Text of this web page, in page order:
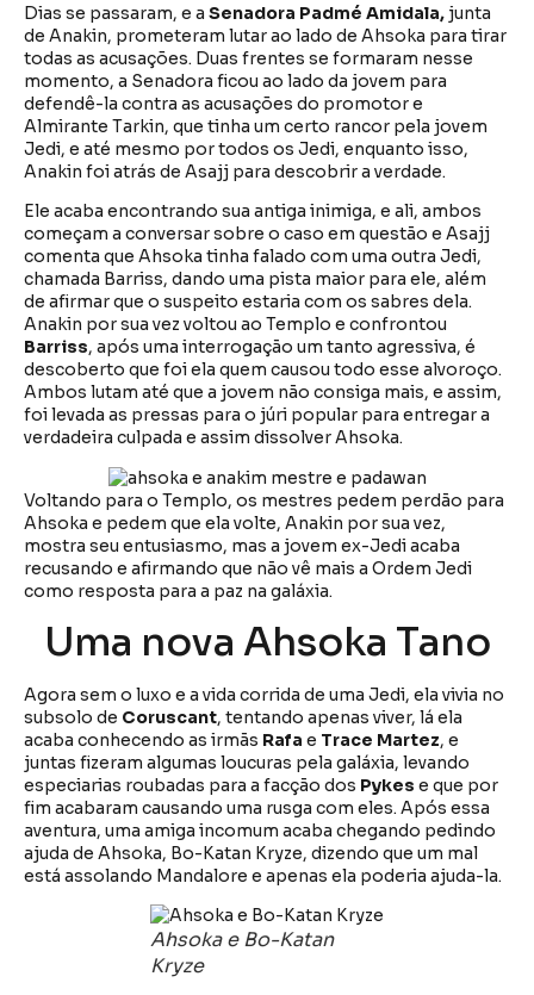
Dias se passaram, e a Senadora Padmé Amidala, junta
de Anakin, prometeram lutar ao lado de Ahsoka para tirar
todas as acusações. Duas frentes se formaram nesse
momento, a Senadora ficou ao lado da jovem para
defendê-la contra as acusações do promotor e
Almirante Tarkin, que tinha um certo rancor pela jovem
Jedi, e até mesmo por todos os Jedi, enquanto isso,
Anakin foi atrás de Asajj para descobrir a verdade.
Ele acaba encontrando sua antiga inimiga, e ali, ambos
começam a conversar sobre o caso em questão e Asajj
comenta que Ahsoka tinha falado com uma outra Jedi,
chamada Barriss, dando uma pista maior para ele, além
de afirmar que o suspeito estaria com os sabres dela.
Anakin por sua vez voltou ao Templo e confrontou
Barriss, após uma interrogação um tanto agressiva, é
descoberto que foi ela quem causou todo esse alvoroço.
Ambos lutam até que a jovem não consiga mais, e assim,
foi levada as pressas para o júri popular para entregar a
verdadeira culpada e assim dissolver Ahsoka.
Voltando para o Templo, os mestres pedem perdão para
Ahsoka e pedem que ela volte, Anakin por sua vez,
mostra seu entusiasmo, mas a jovem ex-Jedi acaba
recusando e afirmando que não vê mais a Ordem Jedi
como resposta para a paz na galáxia.
Uma nova Ahsoka Tano
Agora sem o luxo e a vida corrida de uma Jedi, ela vivia no
subsolo de Coruscant, tentando apenas viver, lá ela
acaba conhecendo as irmãs Rafa e Trace Martez, e
juntas fizeram algumas loucuras pela galáxia, levando
especiarias roubadas para a facção dos Pykes e que por
fim acabaram causando uma rusga com eles. Após essa
aventura, uma amiga incomum acaba chegando pedindo
ajuda de Ahsoka, Bo-Katan Kryze, dizendo que um mal
está assolando Mandalore e apenas ela poderia ajuda-la.
Ahsoka e Bo-Katan
Kryze